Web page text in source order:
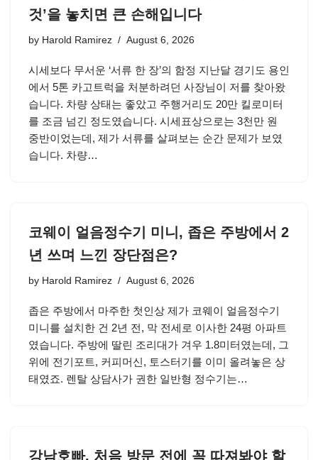
것’을 놓치면 큰 손해입니다
by Harold Ramirez August 6, 2026
시세보다 무서운 ‘서류 한 장’의 함정 지난달 경기도 용인
에서 5톤 카고트럭을 처분하려던 사장님이 저를 찾아왔
습니다. 차량 상태는 좋았고 주행거리도 20만 킬로미터
를 조금 넘긴 정도였습니다. 시세표상으로는 3천만 원
중반이었는데, 제가 서류를 살펴보는 순간 문제가 보였
습니다. 차량…
코웨이 얼음정수기 미니, 좁은 주방에서 2
년 쓰며 느낀 장단점은?
by Harold Ramirez August 6, 2026
좁은 주방에서 마주한 첫인상 제가 코웨이 얼음정수기
미니를 설치한 건 2년 전, 막 전세로 이사한 24평 아파트
였습니다. 주방에 딸린 조리대가 겨우 1.8미터였는데, 그
위에 전기포트, 커피머신, 토스터기를 이미 올려놓은 상
태였죠. 렌탈 상담사가 권한 일반형 정수기는…
강남호빠, 처음 방문 전에 꼭 따져봐야 할